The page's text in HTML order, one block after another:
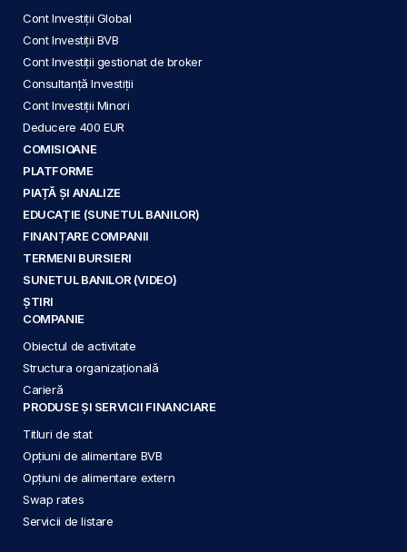
Cont Investiții Global
Cont Investiții BVB
Cont Investiții gestionat de broker
Consultanță Investiții
Cont Investiții Minori
Deducere 400 EUR
COMISIOANE
PLATFORME
PIAȚĂ ȘI ANALIZE
EDUCAȚIE (SUNETUL BANILOR)
FINANȚARE COMPANII
TERMENI BURSIERI
SUNETUL BANILOR (VIDEO)
ȘTIRI
COMPANIE
Obiectul de activitate
Structura organizațională
Carieră
PRODUSE ȘI SERVICII FINANCIARE
Titluri de stat
Opțiuni de alimentare BVB
Opțiuni de alimentare extern
Swap rates
Servicii de listare